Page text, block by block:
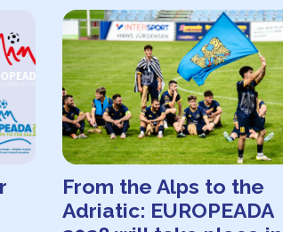
From the Alps to the
Adriatic: EUROPEADA